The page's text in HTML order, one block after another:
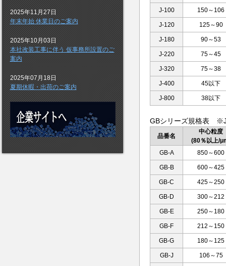
J-100 150～106
J-120 125～90
J-180 90～53
J-220 75～45
J-320 75～38
J-400 45以下
J-800 38以下
GBシリーズ規格表
品番名
中心粒度
(80％以上/
GB-A
850～600
GB-B 600～425
GB-C 425～250
GB-D 300～212
GB-E 250～180
GB-F 212～150
GB-G 180～125
GB-J 106～75
2025年11月27日
年末年始 休業日のご案内
2025年10月03日
本社改装工事に伴う 仮事務所設置のご
案内
2025年07月18日
夏期休暇・出荷のご案内